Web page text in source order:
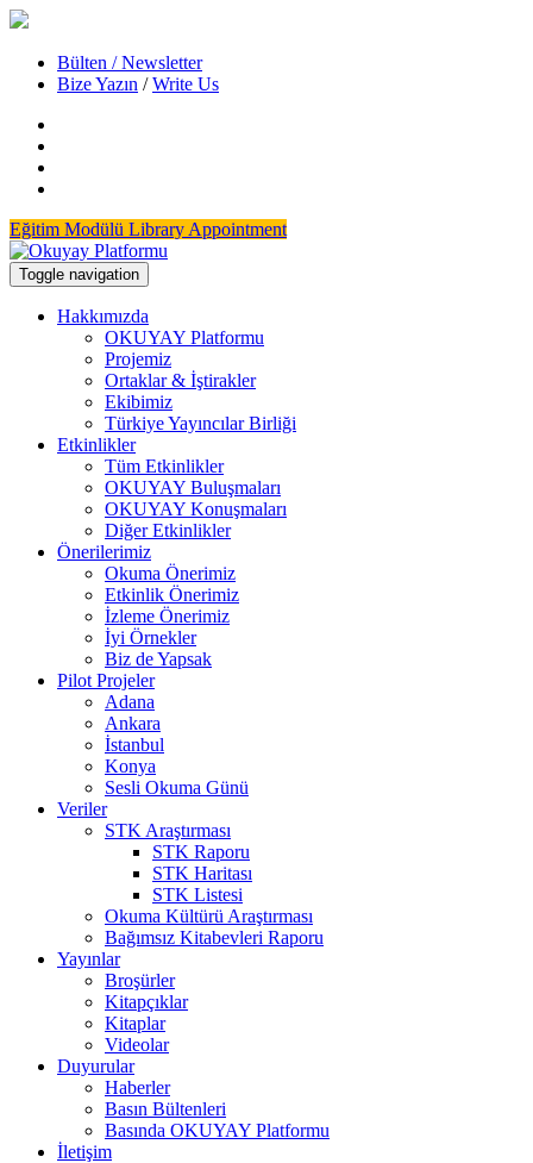
Bülten / Newsletter
Bize Yazın /Write Us
Eğitim Modülü Library Appointment
Toggle navigation
Hakkımızda
OKUYAY Platformu
Projemiz
Ortaklar & İştirakler
Ekibimiz
Türkiye Yayıncılar Birliği
Etkinlikler
Tüm Etkinlikler
OKUYAY Buluşmaları
OKUYAY Konuşmaları
Diğer Etkinlikler
Önerilerimiz
Okuma Önerimiz
Etkinlik Önerimiz
İzleme Önerimiz
İyi Örnekler
Biz de Yapsak
Pilot Projeler
Adana
Ankara
İstanbul
Konya
Sesli Okuma Günü
Veriler
STK Araştırması
STK Raporu
STK Haritası
STK Listesi
Okuma Kültürü Araştırması
Bağımsız Kitabevleri Raporu
Yayınlar
Broşürler
Kitapçıklar
Kitaplar
Videolar
Duyurular
Haberler
Basın Bültenleri
Basında OKUYAY Platformu
İletişim